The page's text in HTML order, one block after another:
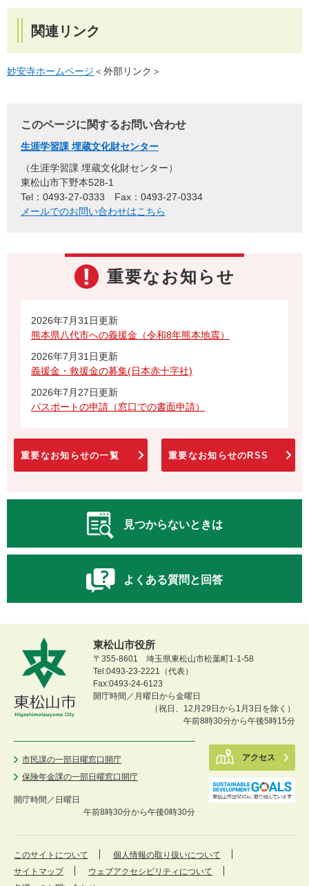
関連リンク
妙安寺ホームページ ＜外部リンク＞
このページに関するお問い合わせ
生涯学習課 埋蔵文化財センター
生涯学習課 埋蔵文化財センター
東松山市下野本528-1
Tel：0493-27-0333
Fax：0493-27-0334
メールでのお問い合わせはこちら
重要なお知らせ
2026年7月31日更新
熊本県八代市への義援金（令和8年熊本地震）
2026年7月31日更新
義援金・救援金の募集(日本赤十字社)
2026年7月27日更新
パスポートの申請（窓口での書面申請）
重要なお知らせの一覧 重要なお知らせのRSS
見つからないときは
よくある質問と回答
東松山市役所
〒355-8601 埼玉県東松山市松葉町1-1-58
Tel:0493-23-2221（代表）
Fax:0493-24-6123
開庁時間／月曜日から金曜日
（祝日、12月29日から1月3日を除く）
午前8時30分から午後5時15分
市民課の一部日曜窓口開庁
保険年金課の一部日曜窓口開庁
開庁時間／ 日曜日
午前8時30分から午後0時30分
アクセス
このサイトについて
個人情報の取り扱いについて
サイトマップ
ウェブアクセシビリティについて